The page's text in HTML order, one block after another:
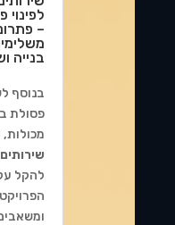
לפינוי
–
בנייה
בנוסף
פסולת
מכולות,
שירותים
להקל